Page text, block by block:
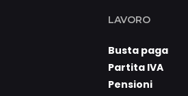
LAVORO
Busta paga
Partita IVA
Pensioni